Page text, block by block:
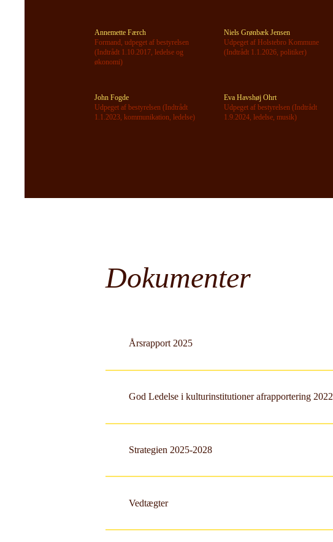
Annemette Færch
Formand, udpeget af bestyrelsen
(Indtrådt 1.10.2017, ledelse og
økonomi)
Niels Grønbæk Jensen
Udpeget af Holstebro Kommune
(Indtrådt 1.1.2026, politiker)
John Fogde
Udpeget af bestyrelsen (Indtrådt
1.1.2023, kommunikation, ledelse)
Eva Havshøj Ohrt
Udpeget af bestyrelsen (Indtrådt
1.9.2024, ledelse, musik)
Dokumenter
Årsrapport 2025
God Ledelse i kulturinstitutioner afrapportering 2022
Strategien 2025-2028
Vedtægter